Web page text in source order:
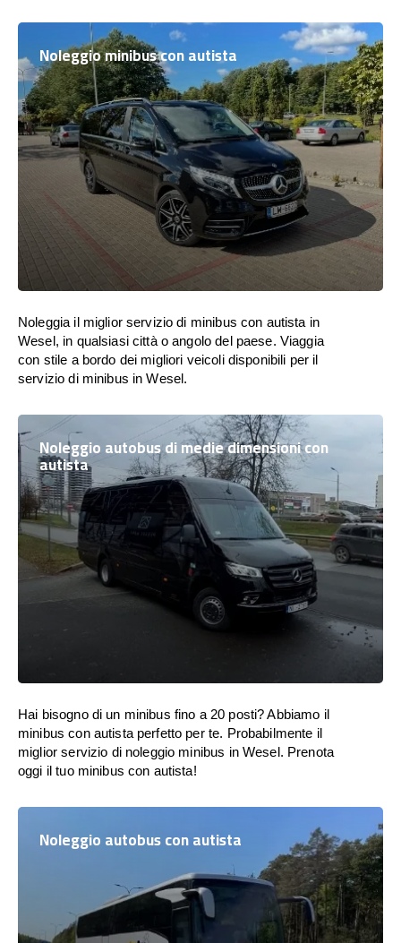
Noleggio minibus con autista
Noleggia il miglior servizio di minibus con autista in
Wesel, in qualsiasi città o angolo del paese. Viaggia
con stile a bordo dei migliori veicoli disponibili per il
servizio di minibus in Wesel.
Noleggio autobus di medie dimensioni con
autista
Hai bisogno di un minibus fino a 20 posti? Abbiamo il
minibus con autista perfetto per te. Probabilmente il
miglior servizio di noleggio minibus in Wesel. Prenota
oggi il tuo minibus con autista!
Noleggio autobus con autista